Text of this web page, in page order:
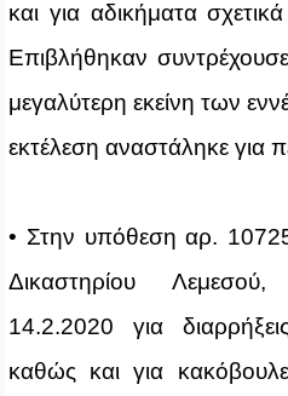
και για αδικήματα
Επιβλήθηκαν
μεγαλύτερη εκείνη των
εκτέλεση αναστάληκε για
• Στην υπόθεση αρ.
Δικαστηρίου Λεμεσού,
14.2.2020 για
καθώς και για